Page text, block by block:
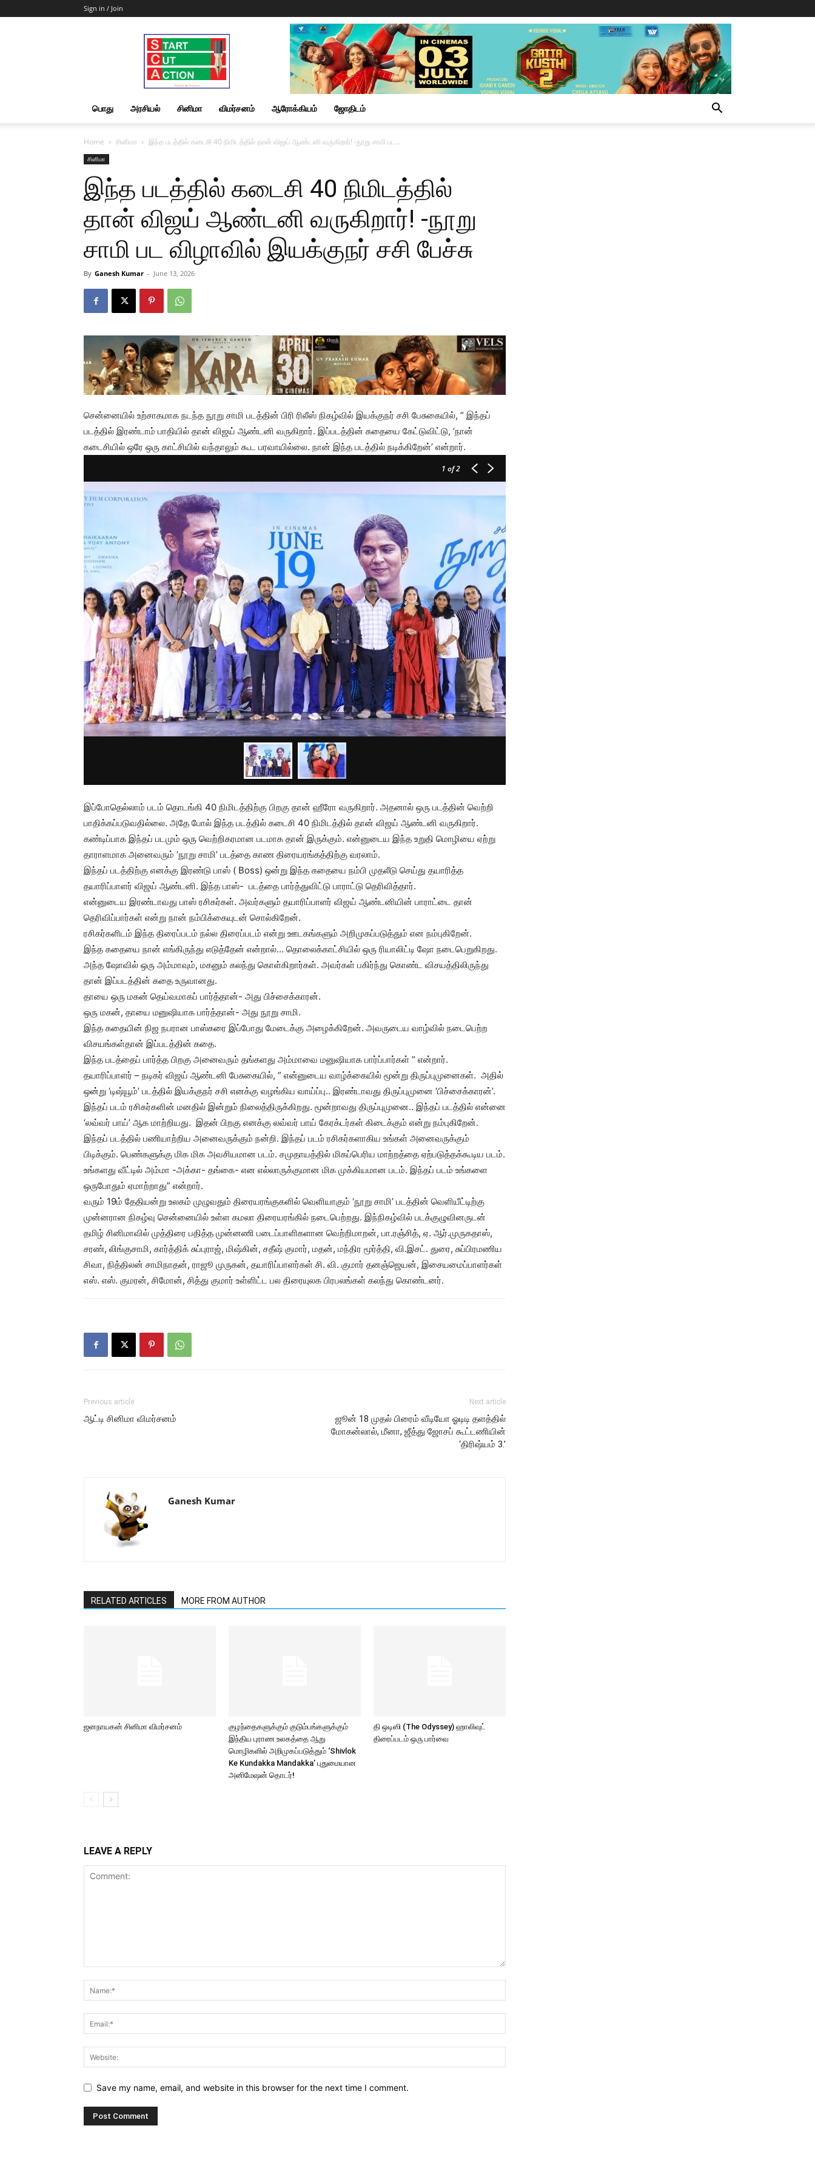
Sign in / Join
Start
Cut
Action
|
News
&
பொது அரசியல் சினிமா விமர்சனம் ஆரோக்கியம் ஜோதிடம்
Home சினிமா இந்த படத்தில் கடைசி 40 நிமிடத்தில் தான் விஜய் ஆண்டனி வருகிறார்! -நூறு சாமி பட...
சினிமா
இந்த படத்தில் கடைசி 40 நிமிடத்தில்
தான் விஜய் ஆண்டனி வருகிறார்! -நூறு
சாமி பட விழாவில் இயக்குநர் சசி பேச்சு
By Ganesh Kumar - June 13, 2026
சென்னையில் உற்சாகமாக நடந்த நூறு சாமி படத்தின் பிரி ரிலீஸ் நிகழ்வில் இயக்குநர் சசி பேசுகையில், ” இந்தப்
படத்தில் இரண்டாம் பாதியில் தான் விஜய் ஆண்டனி வருகிறார். இப்படத்தின் கதையை கேட்டுவிட்டு, ‘நான்
கடைசியில் ஒரே ஒரு காட்சியில் வந்தாலும் கூட பரவாயில்லை. நான் இந்த படத்தில் நடிக்கிறேன்’ என்றார்.
1 of 2
இப்போதெல்லாம் படம் தொடங்கி 40 நிமிடத்திற்கு பிறகு தான் ஹீரோ வருகிறார். அதனால் ஒரு படத்தின் வெற்றி
பாதிக்கப்படுவதில்லை. அதே போல் இந்த படத்தில் கடைசி 40 நிமிடத்தில் தான் விஜய் ஆண்டனி வருகிறார்.
கண்டிப்பாக இந்தப் படமும் ஒரு வெற்றிகரமான படமாக தான் இருக்கும். என்னுடைய இந்த உறுதி மொழியை ஏற்று
தாராளமாக அனைவரும் ‘நூறு சாமி’ படத்தை காண திரையரங்கத்திற்கு வரலாம்.
இந்தப் படத்திற்கு எனக்கு இரண்டு பாஸ் ( Boss) ஒன்று இந்த கதையை நம்பி முதலீடு செய்து தயாரித்த
தயாரிப்பாளர் விஜய் ஆண்டனி. இந்த பாஸ்- படத்தை பார்த்துவிட்டு பாராட்டு தெரிவித்தார்.
என்னுடைய இரண்டாவது பாஸ் ரசிகர்கள். அவர்களும் தயாரிப்பாளர் விஜய் ஆண்டனியின் பாராட்டை தான்
தெரிவிப்பார்கள் என்று நான் நம்பிக்கையுடன் சொல்கிறேன்.
ரசிகர்களிடம் இந்த திரைப்படம் நல்ல திரைப்படம் என்று ஊடகங்களும் அறிமுகப்படுத்தும் என நம்புகிறேன்.
இந்த கதையை நான் எங்கிருந்து எடுத்தேன் என்றால்… தொலைக்காட்சியில் ஒரு ரியாலிட்டி ஷோ நடைபெறுகிறது.
அந்த ஷோவில் ஒரு அம்மாவும், மகனும் கலந்து கொள்கிறார்கள். அவர்கள் பகிர்ந்து கொண்ட விசயத்திலிருந்து
தான் இப்படத்தின் கதை உருவானது.
தாயை ஒரு மகன் தெய்வமாகப் பார்த்தான்- அது பிச்சைக்காரன்.
ஒரு மகன், தாயை மனுஷியாக பார்த்தான்- அது நூறு சாமி.
இந்த கதையின் நிஜ நபரான பாஸ்கரை இப்போது மேடைக்கு அழைக்கிறேன். அவருடைய வாழ்வில் நடைபெற்ற
விசயங்கள்தான் இப்படத்தின் கதை.
இந்த படத்தைப் பார்த்த பிறகு அனைவரும் தங்களது அம்மாவை மனுஷியாக பார்ப்பார்கள் ” என்றார்.
தயாரிப்பாளர் – நடிகர் விஜய் ஆண்டனி பேசுகையில், ” என்னுடைய வாழ்க்கையில் மூன்று திருப்புமுனைகள். அதில்
ஒன்று ‘டிஷ்யூம்’ படத்தில் இயக்குநர் சசி எனக்கு வழங்கிய வாய்ப்பு.. இரண்டாவது திருப்புமுனை ‘பிச்சைக்காரன்’.
இந்தப் படம் ரசிகர்களின் மனதில் இன்றும் நிலைத்திருக்கிறது. மூன்றாவது திருப்புமுனை.. இந்தப் படத்தில் என்னை
‘லவ்வர் பாய்’ ஆக மாற்றியது. இதன் பிறகு எனக்கு லவ்வர் பாய் கேரக்டர்கள் கிடைக்கும் என்று நம்புகிறேன்.
இந்தப் படத்தில் பணியாற்றிய அனைவருக்கும் நன்றி. இந்தப் படம் ரசிகர்களாகிய உங்கள் அனைவருக்கும்
பிடிக்கும். பெண்களுக்கு மிக மிக அவசியமான படம். சமுதாயத்தில் மிகப்பெரிய மாற்றத்தை ஏற்படுத்தக்கூடிய படம்.
உங்களது வீட்டில் அம்மா -அக்கா- தங்கை- என எல்லாருக்குமான மிக முக்கியமான படம். இந்தப் படம் உங்களை
ஒருபோதும் ஏமாற்றாது” என்றார்.
வரும் 19ம் தேதியன்று உலகம் முழுவதும் திரையரங்குகளில் வெளியாகும் ‘நூறு சாமி’ படத்தின் வெளியீட்டிற்கு
முன்னரான நிகழ்வு சென்னையில் உள்ள கமலா திரையரங்கில் நடைபெற்றது. இந்நிகழ்வில் படக்குழுவினருடன்
தமிழ் சினிமாவில் முத்திரை பதித்த முன்னணி படைப்பாளிகளான வெற்றிமாறன், பா.ரஞ்சித், ஏ. ஆர்.முருகதாஸ்,
சரண், லிங்குசாமி, கார்த்திக் சுப்புராஜ், மிஷ்கின், சதீஷ் குமார், மதன், மந்திர மூர்த்தி, வி.இசட். துரை, சுப்பிரமணிய
சிவா, நித்திலன் சாமிநாதன், ராஜூ முருகன், தயாரிப்பாளர்கள் சி. வி. குமார் தனஞ்ஜெயன், இசையமைப்பாளர்கள்
எஸ். எஸ். குமரன், சிமோன், சித்து குமார் உள்ளிட்ட பல திரையுலக பிரபலங்கள் கலந்து கொண்டனர்.
Previous article
ஆட்டி சினிமா விமர்சனம்
Next article
ஜூன் 18 முதல் பிரைம் வீடியோ ஓடிடி தளத்தில்
மோகன்லால், மீனா, ஜீத்து ஜோசப் கூட்டணியின்
‘திரிஷ்யம் 3.’
Ganesh Kumar
RELATED ARTICLES MORE FROM AUTHOR
ஜனநாயகன் சினிமா விமர்சனம்
குழந்தைகளுக்கும் குடும்பங்களுக்கும்
இந்திய புராண உலகத்தை ஆறு
மொழிகளில் அறிமுகப்படுத்தும் ‘Shivlok
Ke Kundakka Mandakka’ புதுமையான
அனிமேஷன் தொடர்!
தி ஒடிஸி (The Odyssey) ஹாலிவுட்
திரைப்படம் ஒரு பார்வை
LEAVE A REPLY
Save my name, email, and website in this browser for the next time I comment.